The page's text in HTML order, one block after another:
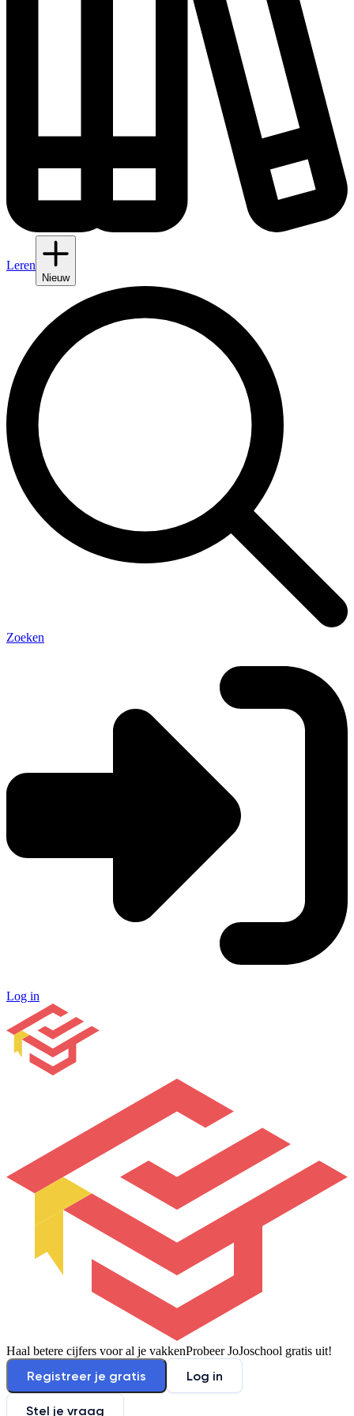
Leren
Nieuw
Zoeken
Log in
Haal betere cijfers voor al je vakkenProbeer JoJoschool gratis uit!
Registreer je gratis Log in
Stel je vraag